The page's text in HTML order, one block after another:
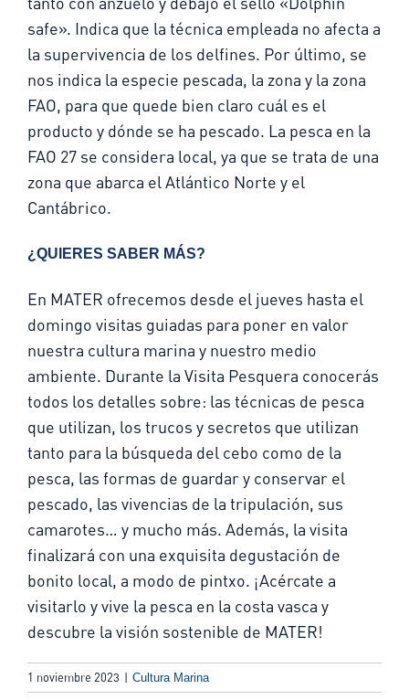
safe». Indica que la técnica empleada no afecta a
la supervivencia de los delfines. Por último, se
nos indica la especie pescada, la zona y la zona
FAO, para que quede bien claro cuál es el
producto y dónde se ha pescado. La pesca en la
FAO 27 se considera local, ya que se trata de una
zona que abarca el Atlántico Norte y el
Cantábrico.
¿QUIERES SABER MÁS?
En MATER ofrecemos desde el jueves hasta el
domingo visitas guiadas para poner en valor
nuestra cultura marina y nuestro medio
ambiente. Durante la Visita Pesquera conocerás
todos los detalles sobre: las técnicas de pesca
que utilizan, los trucos y secretos que utilizan
tanto para la búsqueda del cebo como de la
pesca, las formas de guardar y conservar el
pescado, las vivencias de la tripulación, sus
camarotes… y mucho más. Además, la visita
finalizará con una exquisita degustación de
bonito local, a modo de pintxo. ¡Acércate a
visitarlo y vive la pesca en la costa vasca y
descubre la visión sostenible de MATER!
1 noviembre 2023 | Cultura Marina